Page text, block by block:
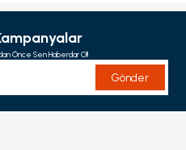
Önce Sen Haberdar Ol!
Gönder